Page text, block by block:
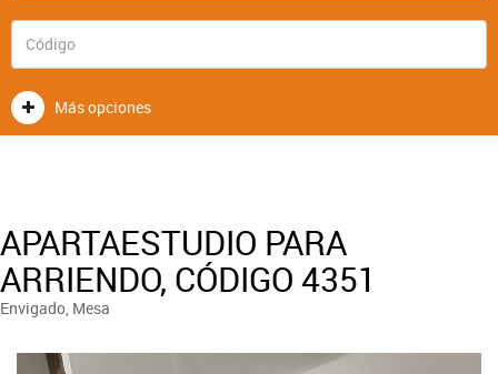
Más opciones
APARTAESTUDIO PARA
ARRIENDO, CÓDIGO 4351
Envigado, Mesa